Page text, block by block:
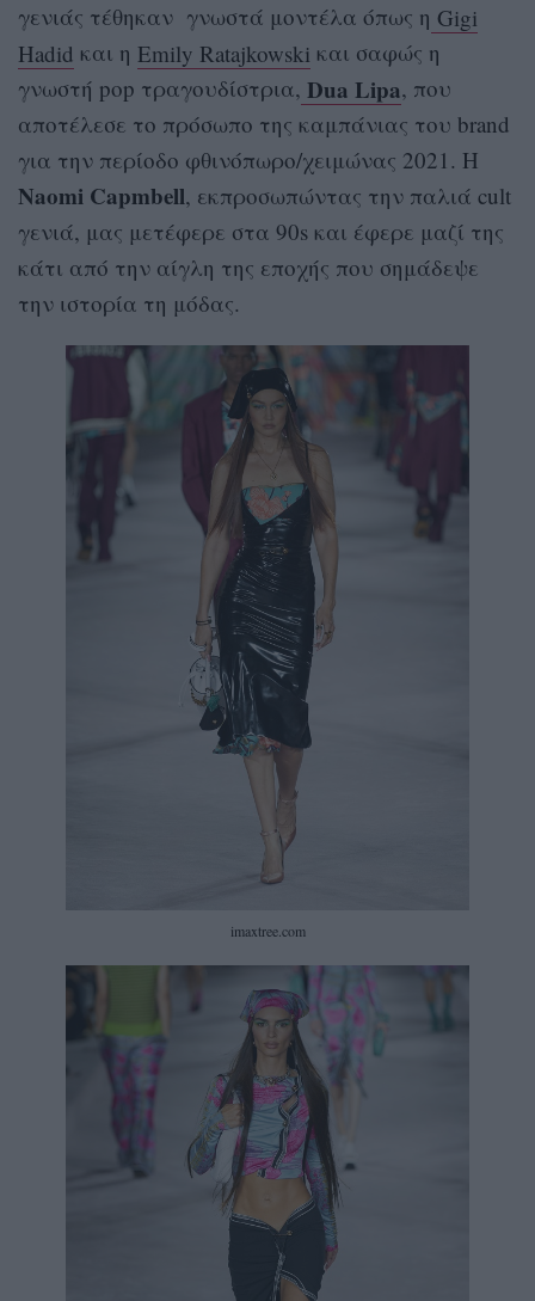
γενιάς τέθηκαν γνωστά μοντέλα όπως η Gigi
Hadid και η Emily Ratajkowski και σαφώς η
γνωστή pop τραγουδίστρια, Dua Lipa, που
αποτέλεσε το πρόσωπο της καμπάνιας του brand
για την περίοδο φθινόπωρο/χειμώνας 2021. Η
Naomi Capmbell, εκπροσωπώντας την παλιά cult
γενιά, μας μετέφερε στα 90s και έφερε μαζί της
κάτι από την αίγλη της εποχής που σημάδεψε
την ιστορία τη μόδας.
imaxtree.com